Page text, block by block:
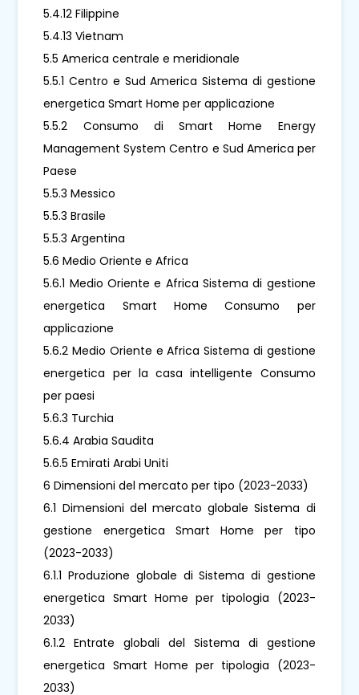
5.4.12 Filippine
5.4.13 Vietnam
5.5 America centrale e meridionale
5.5.1 Centro e Sud America Sistema di gestione
energetica Smart Home per applicazione
5.5.2 Consumo di Smart Home Energy
Management System Centro e Sud America per
Paese
5.5.3 Messico
5.5.3 Brasile
5.5.3 Argentina
5.6 Medio Oriente e Africa
5.6.1 Medio Oriente e Africa Sistema di gestione
energetica Smart Home Consumo per
applicazione
5.6.2 Medio Oriente e Africa Sistema di gestione
energetica per la casa intelligente Consumo
per paesi
5.6.3 Turchia
5.6.4 Arabia Saudita
5.6.5 Emirati Arabi Uniti
6 Dimensioni del mercato per tipo (2023-2033)
6.1 Dimensioni del mercato globale Sistema di
gestione energetica Smart Home per tipo
(2023-2033)
6.1.1 Produzione globale di Sistema di gestione
energetica Smart Home per tipologia (2023-
2033)
6.1.2 Entrate globali del Sistema di gestione
energetica Smart Home per tipologia (2023-
2033)